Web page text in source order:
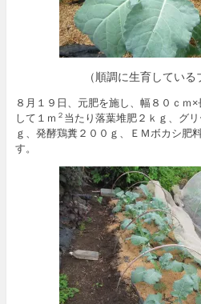
（順調に生育している
８月１９日、元肥を施し、幅８０ｃｍ
して１ｍ ２ 当たり落葉堆肥２ｋｇ、グ
ｇ、発酵鶏糞２００ｇ、ＥＭボカシ肥
す。